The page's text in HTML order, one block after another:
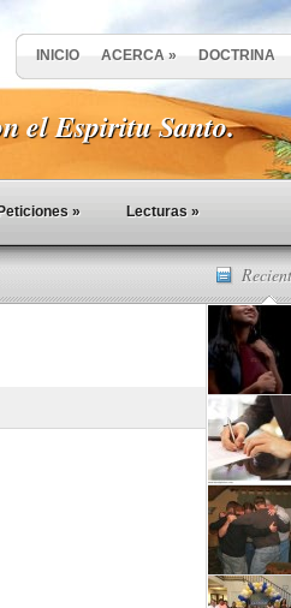
INICIO ACERCA » DOCTRINA
el Espiritu Santo.
» Lecturas »